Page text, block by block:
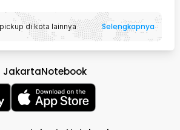
di kota lainnya Selengkapnya
JakartaNotebook